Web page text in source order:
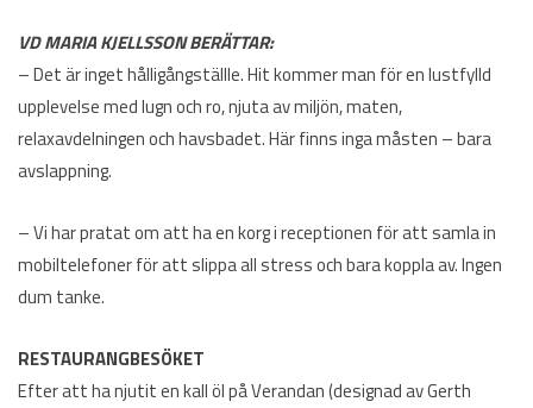
VD MARIA KJELLSSON BERÄTTAR:
– Det är inget hålligångställle. Hit kommer man för en lustfylld
upplevelse med lugn och ro, njuta av miljön, maten,
relaxavdelningen och havsbadet. Här finns inga måsten – bara
avslappning.
– Vi har pratat om att ha en korg i receptionen för att samla in
mobiltelefoner för att slippa all stress och bara koppla av. Ingen
dum tanke.
RESTAURANGBESÖKET
Efter att ha njutit en kall öl på Verandan (designad av Gerth